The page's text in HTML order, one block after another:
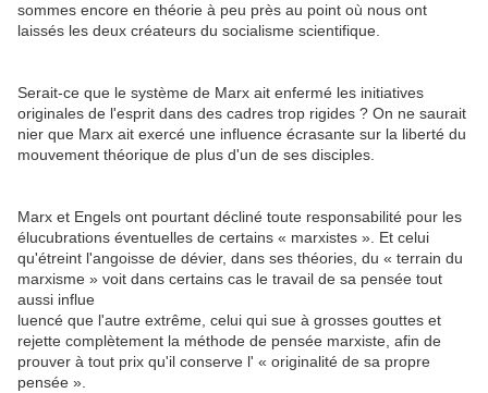
sommes encore en théorie à peu près au point où nous ont
laissés les deux créateurs du socialisme scientifique.
Serait-ce que le système de Marx ait enfermé les initiatives
originales de l'esprit dans des cadres trop rigides ? On ne saurait
nier que Marx ait exercé une influence écrasante sur la liberté du
mouvement théorique de plus d'un de ses disciples.
Marx et Engels ont pourtant décliné toute responsabilité pour les
élucubrations éventuelles de certains « marxistes ». Et celui
qu'étreint l'angoisse de dévier, dans ses théories, du « terrain du
marxisme » voit dans certains cas le travail de sa pensée tout
aussi influe
luencé que l'autre extrême, celui qui sue à grosses gouttes et
rejette complètement la méthode de pensée marxiste, afin de
prouver à tout prix qu'il conserve l' « originalité de sa propre
pensée ».